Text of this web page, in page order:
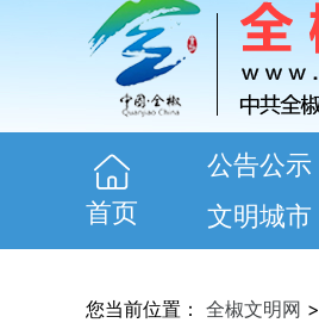
首页
公告公示
文明城市
您当前位置： 全椒文明网 >